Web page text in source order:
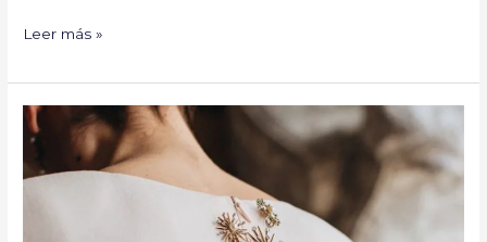
Leer más »
Detalles
especiales
para